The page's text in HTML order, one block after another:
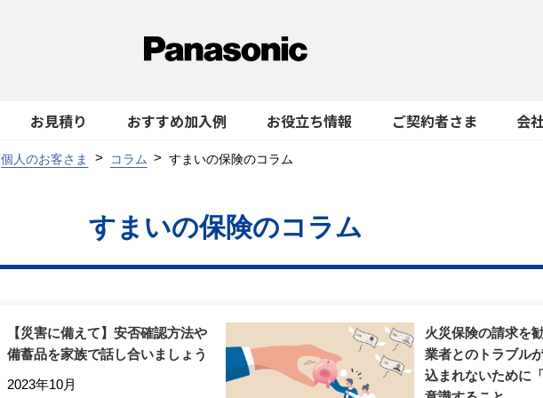
お見積り おすすめ加入例 お役立ち情報 ご契約者さま 会
個人のお客さま コラム すまいの保険のコラム
すまいの保険のコラム
【災害に備えて】安否確認方法や
備蓄品を家族で話し合いましょう
2023年10月
火災保険の請求を
業者とのトラブル
込まれないために